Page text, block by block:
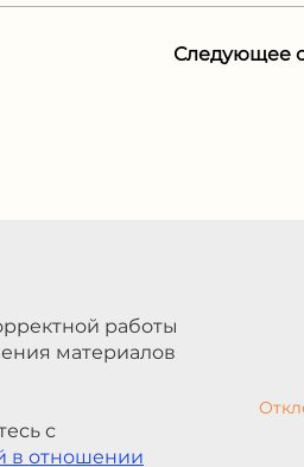
Следующее
работы
материалов
с
в отношении